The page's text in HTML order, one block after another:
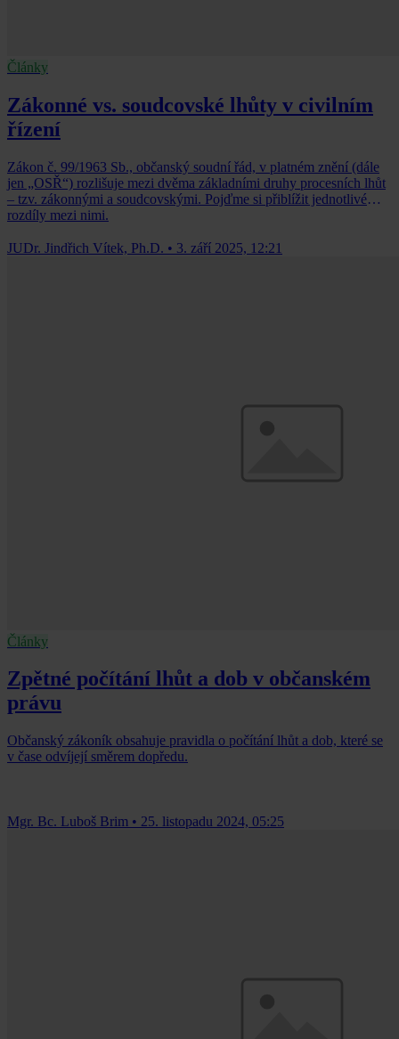
Články
Zákonné vs. soudcovské lhůty v civilním
řízení
Zákon č. 99/1963 Sb., občanský soudní řád, v platném znění (dále
jen „OSŘ“) rozlišuje mezi dvěma základními druhy procesních lhůt
– tzv. zákonnými a soudcovskými. Pojďme si přiblížit jednotlivé
rozdíly mezi nimi.
JUDr. Jindřich Vítek, Ph.D. • 3. září 2025, 12:21
Články
Zpětné počítání lhůt a dob v občanském
právu
Občanský zákoník obsahuje pravidla o počítání lhůt a dob, které se
v čase odvíjejí směrem dopředu.
Mgr. Bc. Luboš Brim • 25. listopadu 2024, 05:25